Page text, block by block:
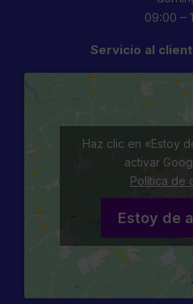
09:00 –
Servicio al
Haz clic en «Estoy
activar
Política de
Estoy de